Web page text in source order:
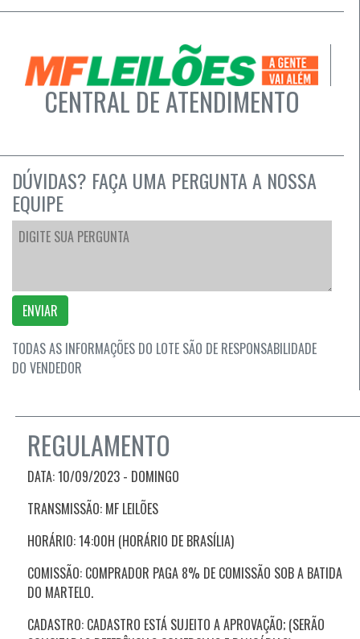
CENTRAL DE ATENDIMENTO
DÚVIDAS? FAÇA UMA PERGUNTA A NOSSA
EQUIPE
ENVIAR
TODAS AS INFORMAÇÕES DO LOTE SÃO DE RESPONSABILIDADE
DO VENDEDOR
REGULAMENTO
DATA: 10/09/2023 - DOMINGO
TRANSMISSÃO: MF LEILÕES
HORÁRIO: 14:00H (HORÁRIO DE BRASÍLIA)
COMISSÃO: COMPRADOR PAGA 8% DE COMISSÃO SOB A BATIDA
DO MARTELO.
CADASTRO: CADASTRO ESTÁ SUJEITO A APROVAÇÃO; (SERÃO